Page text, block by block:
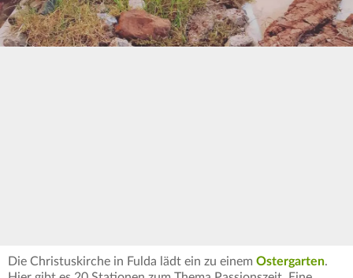
Die Christuskirche in Fulda lädt ein zu einem Ostergarten.